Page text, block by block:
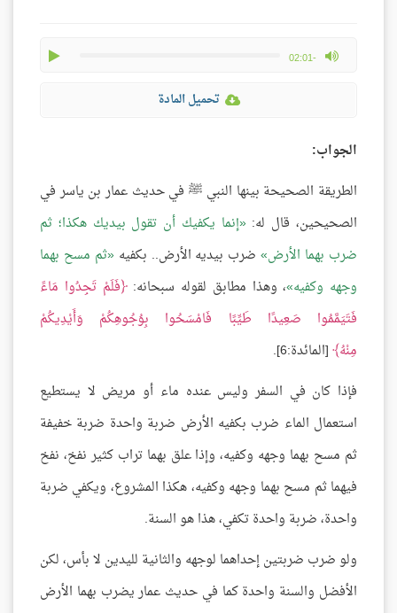
-02:01
max volume
تحميل المادة
الجواب:
الطريقة الصحيحة بينها النبي ﷺ في حديث عمار بن ياسر في
الصحيحين، قال له: إنما يكفيك أن تقول بيديك هكذا؛ ثم
ضرب بهما الأرض ضرب بيديه الأرض.. بكفيه ثم مسح بهما
وجهه وكفيه ، وهذا مطابق لقوله سبحانه: فَلَمْ تَجِدُوا مَاءً
فَتَيَمَّمُوا صَعِيدًا طَيِّبًا فَامْسَحُوا بِوُجُوهِكُمْ وَأَيْدِيكُمْ
مِنْهُ [المائدة:6].
فإذا كان في السفر وليس عنده ماء أو مريض لا يستطيع
استعمال الماء ضرب بكفيه الأرض ضربة واحدة ضربة خفيفة
ثم مسح بهما وجهه وكفيه، وإذا علق بهما تراب كثير نفخ، نفخ
فيهما ثم مسح بهما وجهه وكفيه، هكذا المشروع، ويكفي ضربة
واحدة، ضربة واحدة تكفي، هذا هو السنة.
ولو ضرب ضربتين إحداهما لوجهه والثانية لليدين لا بأس، لكن
الأفضل والسنة واحدة كما في حديث عمار يضرب بهما الأرض